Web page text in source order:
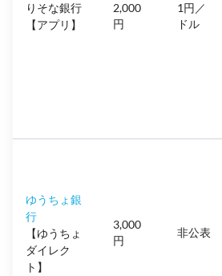
りそな銀行
【アプリ】
2,000
円
1円／
ドル
ゆうちょ銀
行
【ゆうちょ
ダイレク
ト】
3,000
円
非公表